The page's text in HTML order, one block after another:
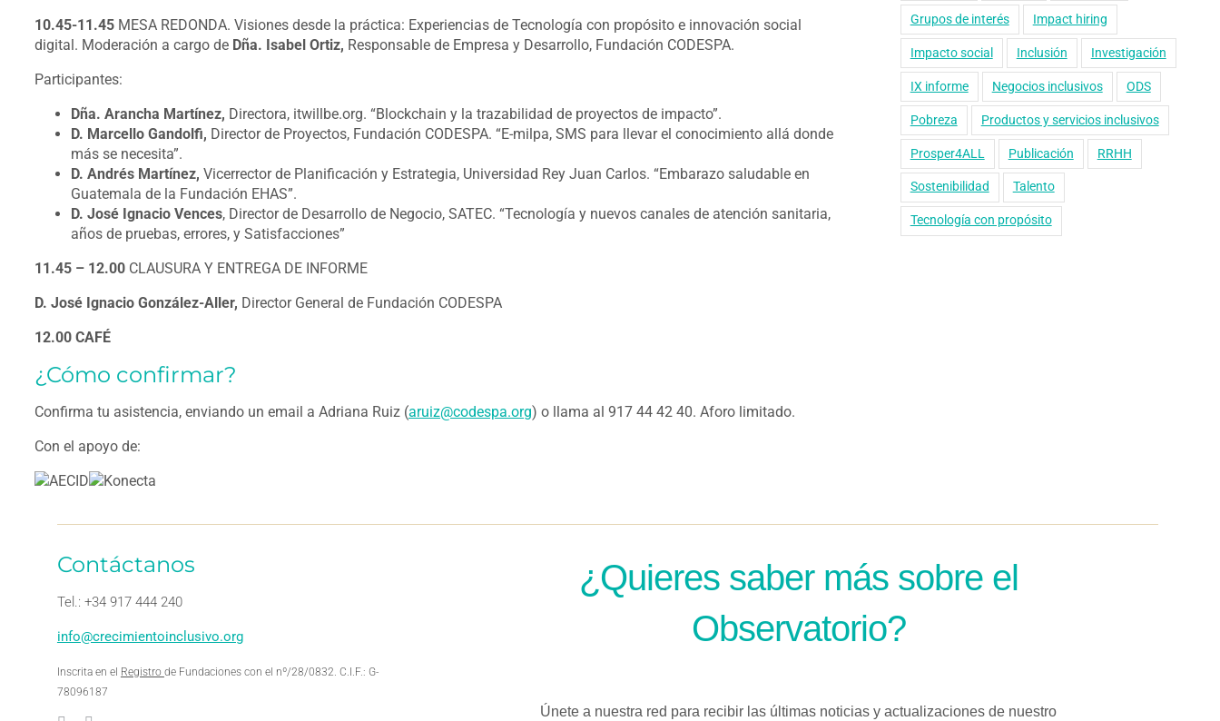
10.45-11.45 MESA REDONDA. Visiones desde la práctica: Experiencias de Tecnología con propósito e innovación social
digital. Moderación a cargo de Dña. Isabel Ortiz, Responsable de Empresa y Desarrollo, Fundación CODESPA.
Participantes:
Dña. Arancha Martínez, Directora, itwillbe.org. “Blockchain y la trazabilidad de proyectos de impacto”.
D. Marcello Gandolfi, Director de Proyectos, Fundación CODESPA. “E-milpa, SMS para llevar el conocimiento allá donde
más se necesita”.
D. Andrés Martínez, Vicerrector de Planificación y Estrategia, Universidad Rey Juan Carlos. “Embarazo saludable en
Guatemala de la Fundación EHAS”.
D. José Ignacio Vences, Director de Desarrollo de Negocio, SATEC. “Tecnología y nuevos canales de atención sanitaria,
años de pruebas, errores, y Satisfacciones”
11.45 – 12.00 CLAUSURA Y ENTREGA DE INFORME
D. José Ignacio González-Aller, Director General de Fundación CODESPA
12.00 CAFÉ
¿Cómo confirmar?
Confirma tu asistencia, enviando un email a Adriana Ruiz (aruiz@codespa.org) o llama al 917 44 42 40. Aforo limitado.
Con el apoyo de:
Grupos de interés Impact hiring
Impacto social Inclusión Investigación
IX informe Negocios inclusivos ODS
Pobreza Productos y servicios inclusivos
Prosper4ALL Publicación RRHH
Sostenibilidad Talento
Tecnología con propósito
Contáctanos
Tel.: +34 917 444 240
info@crecimientoinclusivo.org
Inscrita en el Registro de Fundaciones con el nº/28/0832. C.I.F.: G-
78096187
¿Quieres saber más sobre el
Observatorio?
Únete a nuestra red para recibir las últimas noticias y actualizaciones de nuestro